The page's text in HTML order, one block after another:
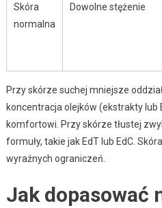
Skóra
normalna
Dowolne stężenie
Przy skórze suchej mniejsze
koncentracja olejków (ekstrakty lub
komfortowi. Przy skórze tłustej
formuły, takie jak EdT lub EdC.
wyraźnych ograniczeń.
Jak dopasować